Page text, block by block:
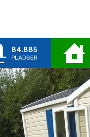
84.885
PLADSER